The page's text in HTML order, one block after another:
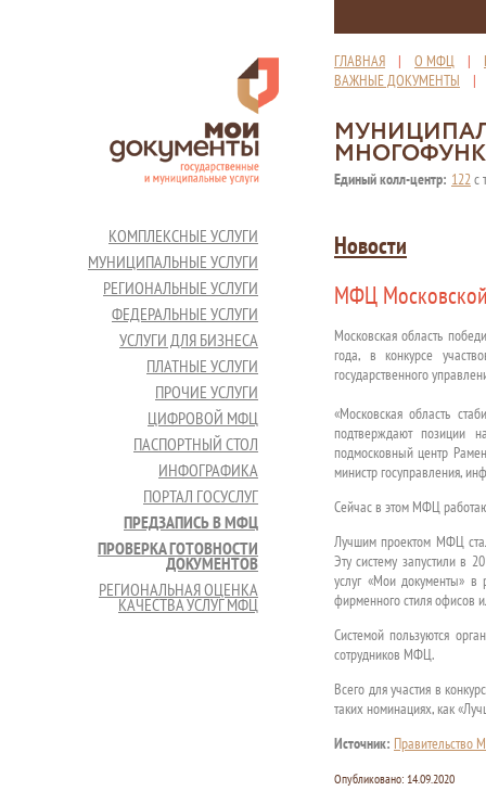
ГЛАВНАЯ | О МФЦ |
ВАЖНЫЕ ДОКУМЕНТЫ
Единый колл-центр: 122с
КОМПЛЕКСНЫЕ УСЛУГИ
МУНИЦИПАЛЬНЫЕ УСЛУГИ
РЕГИОНАЛЬНЫЕ УСЛУГИ
ФЕДЕРАЛЬНЫЕ УСЛУГИ
УСЛУГИ ДЛЯ БИЗНЕСА
ПЛАТНЫЕ УСЛУГИ
ПРОЧИЕ УСЛУГИ
ЦИФРОВОЙ МФЦ
ПАСПОРТНЫЙ СТОЛ
ИНФОГРАФИКА
ПОРТАЛ ГОСУСЛУГ
ПРЕДЗАПИСЬ В МФЦ
ПРОВЕРКА ГОТОВНОСТИ
ДОКУМЕНТОВ
РЕГИОНАЛЬНАЯ ОЦЕНКА
КАЧЕСТВА УСЛУГ МФЦ
Новости
МФЦ Московской
Московская область
года, в конкурсе
государственного
«Московская область
подтверждают позиции
подмосковный центр
министр госуправления,
Сейчас в этом МФЦ
Лучшим проектом МФЦ
Эту систему запустили в
услуг «Мои документы» в
фирменного стиля офисов
Системой пользуются
сотрудников МФЦ.
Всего для участия в
таких номинациях, как
Источник: Правительство
Опубликовано: 14.09.2020